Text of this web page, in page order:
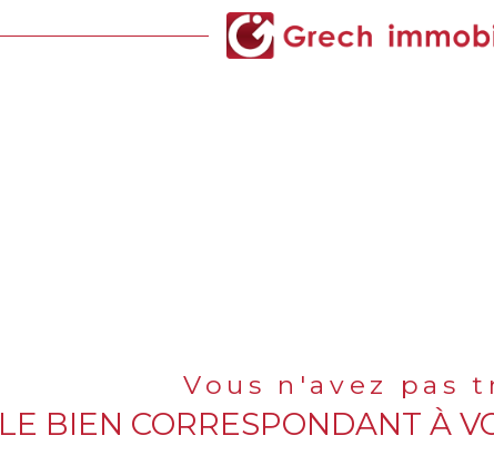
Ville
Vous n'avez pas
LE BIEN CORRESPONDANT À